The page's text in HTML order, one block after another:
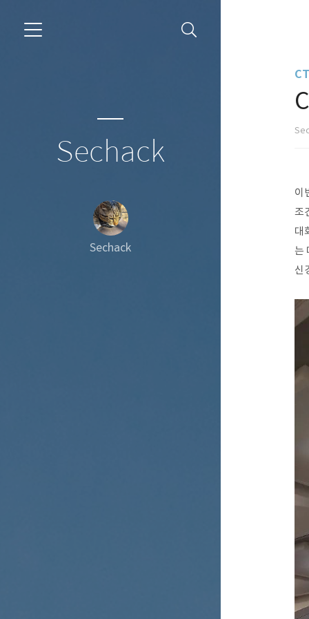
Sechack
Sechack
이
조
대
는
신